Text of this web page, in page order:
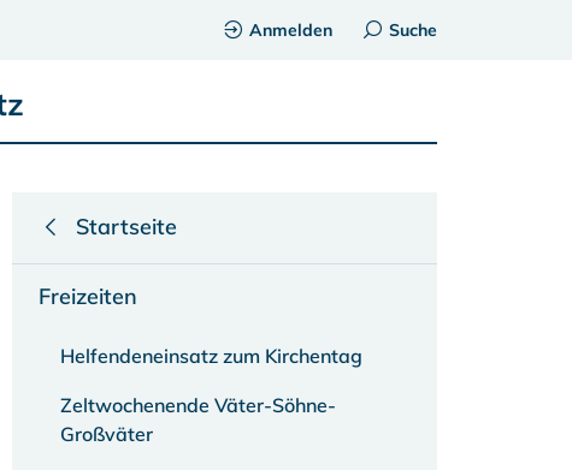
Anmelden Suche
Startseite
Freizeiten
Helfendeneinsatz zum Kirchentag
Zeltwochenende Väter-Söhne-
Großväter